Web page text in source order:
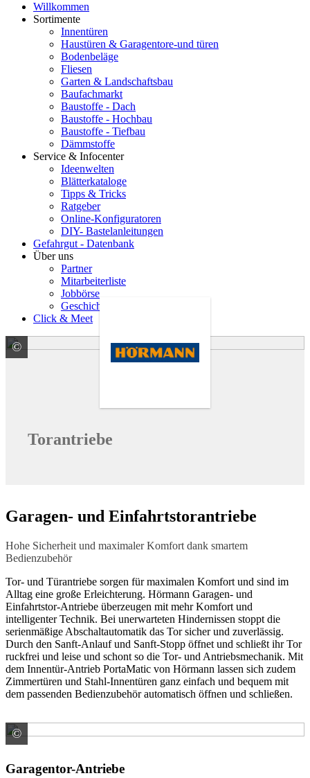
Willkommen
Sortimente
Innentüren
Haustüren & Garagentore-und türen
Bodenbeläge
Fliesen
Garten & Landschaftsbau
Baufachmarkt
Baustoffe - Dach
Baustoffe - Hochbau
Baustoffe - Tiefbau
Dämmstoffe
Service & Infocenter
Ideenwelten
Blätterkataloge
Tipps & Tricks
Ratgeber
Online-Konfiguratoren
DIY- Bastelanleitungen
Gefahrgut - Datenbank
Über uns
Partner
Mitarbeiterliste
Jobbörse
Geschichte
Click & Meet
© HÖRMANN KG Verkaufsgesellschaft
Torantriebe
Garagen- und Einfahrtstorantriebe
Hohe Sicherheit und maximaler Komfort dank smartem
Bedienzubehör
Tor- und Türantriebe sorgen für maximalen Komfort und sind im
Alltag eine große Erleichterung. Hörmann Garagen- und
Einfahrtstor-Antriebe überzeugen mit mehr Komfort und
intelligenter Technik. Bei unerwarteten Hindernissen stoppt die
serienmäßige Abschaltautomatik das Tor sicher und zuverlässig.
Durch den Sanft-Anlauf und Sanft-Stopp öffnet und schließt ihr Tor
ruckfrei und leise und schont so die Tor- und Antriebsmechanik. Mit
dem Innentür-Antrieb PortaMatic von Hörmann lassen sich zudem
Zimmertüren und Stahl-Innentüren ganz einfach und bequem mit
dem passenden Bedienzubehör automatisch öffnen und schließen.
© HÖRMANN KG Verkaufsgesellschaft
Garagentor-Antriebe